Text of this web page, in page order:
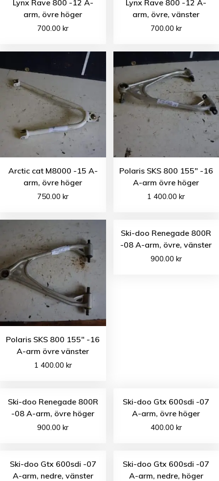
Lynx Rave 800 -12 A-
arm, övre höger
700.00kr
Lynx Rave 800 -12 A-
arm, övre, vänster
700.00 kr
Arctic cat M8000 -15 A-
arm, övre höger
750.00kr
Polaris SKS 800 155″ -16
A-arm övre höger
1 400.00kr
Polaris SKS 800 155″ -16
A-arm övre vänster
1 400.00 kr
Ski-doo Renegade 800R
-08 A-arm, övre, vänster
900.00 kr
Ski-doo Renegade 800R
-08 A-arm, övre höger
900.00kr
Ski-doo Gtx 600sdi -07
A-arm, övre höger
400.00 kr
Ski-doo Gtx 600sdi -07
A-arm, nedre, vänster
Ski-doo Gtx 600sdi -07
A-arm, nedre, höger